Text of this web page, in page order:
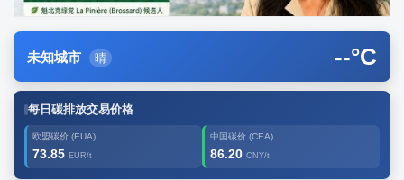
未知城市 晴 --°C
每日碳排放交易价格
欧盟碳价 (EUA)
73.85 EUR/t
中国碳价 (CEA)
86.20 CNY/t